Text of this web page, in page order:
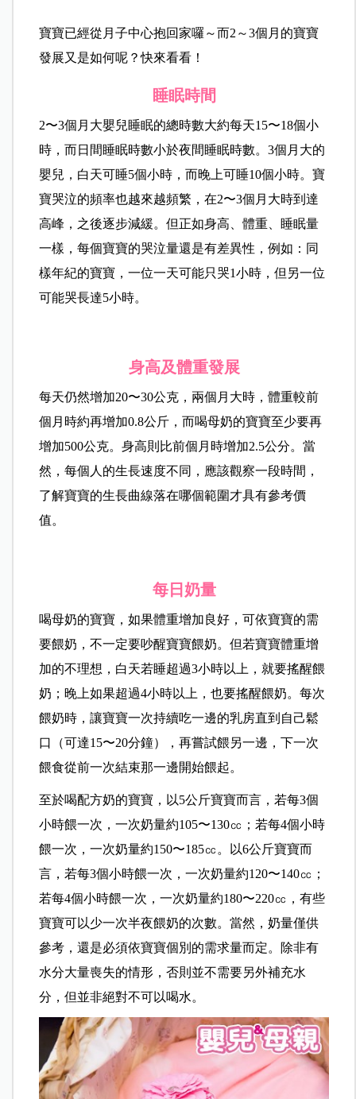
寶寶已經從月子中心抱回家囉～而2～3個月的寶寶
發展又是如何呢？快來看看！
睡眠時間
2〜3個月大嬰兒睡眠的總時數大約每天15〜18個小
時，而日間睡眠時數小於夜間睡眠時數。3個月大的
嬰兒，白天可睡5個小時，而晚上可睡10個小時。寶
寶哭泣的頻率也越來越頻繁，在2〜3個月大時到達
高峰，之後逐步減緩。但正如身高、體重、睡眠量
一樣，每個寶寶的哭泣量還是有差異性，例如：同
樣年紀的寶寶，一位一天可能只哭1小時，但另一位
可能哭長達5小時。
身高及體重發展
每天仍然增加20〜30公克，兩個月大時，體重較前
個月時約再增加0.8公斤，而喝母奶的寶寶至少要再
增加500公克。身高則比前個月時增加2.5公分。當
然，每個人的生長速度不同，應該觀察一段時間，
了解寶寶的生長曲線落在哪個範圍才具有參考價
值。
每日奶量
喝母奶的寶寶，如果體重增加良好，可依寶寶的需
要餵奶，不一定要吵醒寶寶餵奶。但若寶寶體重增
加的不理想，白天若睡超過3小時以上，就要搖醒餵
奶；晚上如果超過4小時以上，也要搖醒餵奶。每次
餵奶時，讓寶寶一次持續吃一邊的乳房直到自己鬆
口（可達15〜20分鐘），再嘗試餵另一邊，下一次
餵食從前一次結束那一邊開始餵起。
至於喝配方奶的寶寶，以5公斤寶寶而言，若每3個
小時餵一次，一次奶量約105〜130㏄；若每4個小時
餵一次，一次奶量約150〜185㏄。以6公斤寶寶而
言，若每3個小時餵一次，一次奶量約120〜140㏄；
若每4個小時餵一次，一次奶量約180〜220㏄，有些
寶寶可以少一次半夜餵奶的次數。當然，奶量僅供
參考，還是必須依寶寶個別的需求量而定。除非有
水分大量喪失的情形，否則並不需要另外補充水
分，但並非絕對不可以喝水。